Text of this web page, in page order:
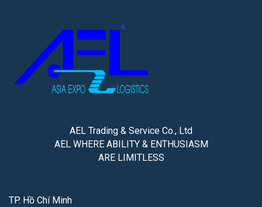
AEL Trading & Service Co., Ltd
AEL WHERE ABILITY & ENTHUSIASM
ARE LIMITLESS
TP. Hồ Chí Minh